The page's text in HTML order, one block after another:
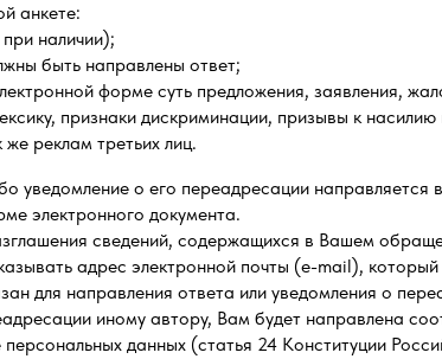
анкете:
наличии);
быть направлены ответ;
форме суть предложения, заявления,
признаки дискриминации, призывы к
реклам третьих лиц.
о его переадресации направляется
электронного документа.
сведений, содержащихся в Вашем
адрес электронной почты (e-mail),
для направления ответа или уведомления о
иному автору, Вам будет направлена
данных (статья 24 Конституции